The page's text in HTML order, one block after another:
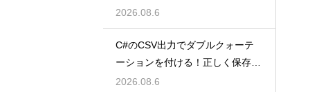
るコツ
2026.08.6
C#のCSV出力でダブルクォーテ
ーションを付ける！正しく保存す
るコツ
2026.08.6